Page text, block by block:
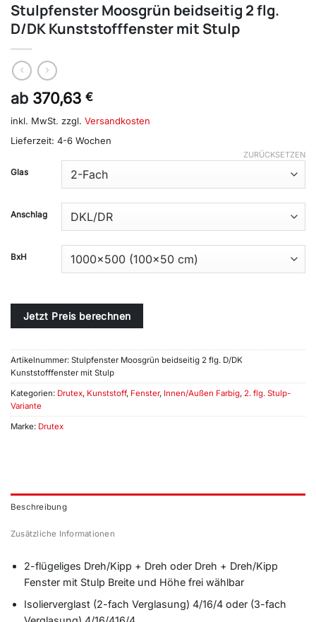
Stulpfenster Moosgrün beidseitig 2 flg.
D/DK Kunststofffenster mit Stulp
ab 370,63 €
inkl. MwSt. zzgl. Versandkosten
Lieferzeit: 4-6 Wochen
Glas
Anschlag
BxH
ZURÜCKSETZEN
Jetzt Preis berechnen
Artikelnummer: Stulpfenster Moosgrün beidseitig 2 flg. D/DK
Kunststofffenster mit Stulp
Kategorien: Drutex, Kunststoff, Fenster, Innen/Außen Farbig, 2. flg. Stulp-
Variante
Marke: Drutex
Beschreibung
Zusätzliche Informationen
2-flügeliges Dreh/Kipp + Dreh oder Dreh + Dreh/Kipp
Fenster mit Stulp Breite und Höhe frei wählbar
Isolierverglast (2-fach Verglasung) 4/16/4 oder (3-fach